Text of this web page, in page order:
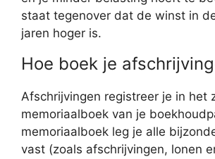
staat tegenover dat de winst in
jaren hoger is.
Hoe boek je
Afschrijvingen registreer je in het
memoriaalboek van je
memoriaalboek leg je alle
vast (zoals afschrijvingen, lonen